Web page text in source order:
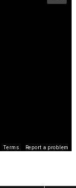
Terms Report a problem